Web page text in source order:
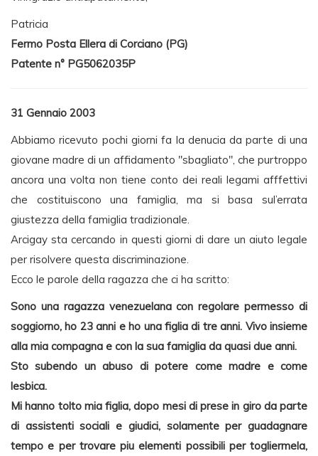
Patricia
Fermo Posta Ellera di Corciano (PG)
Patente n° PG5062035P
31 Gennaio 2003
Abbiamo ricevuto pochi giorni fa la denucia da parte di una
giovane madre di un affidamento "sbagliato", che purtroppo
ancora una volta non tiene conto dei reali legami afffettivi
che costituiscono una famiglia, ma si basa sul’errata
giustezza della famiglia tradizionale.
Arcigay sta cercando in questi giorni di dare un aiuto legale
per risolvere questa discriminazione.
Ecco le parole della ragazza che ci ha scritto:
Sono una ragazza venezuelana con regolare permesso di
soggiorno, ho 23 anni e ho una figlia di tre anni. Vivo insieme
alla mia compagna e con la sua famiglia da quasi due anni.
Sto subendo un abuso di potere come madre e come
lesbica.
Mi hanno tolto mia figlia, dopo mesi di prese in giro da parte
di assistenti sociali e giudici, solamente per guadagnare
tempo e per trovare piu elementi possibili per togliermela,